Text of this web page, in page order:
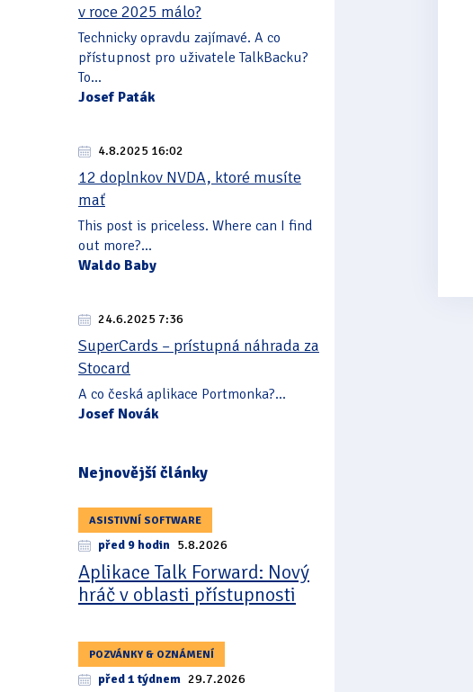
v roce 2025 málo?
Technicky opravdu zajímavé. A co
přístupnost pro uživatele TalkBacku?
To...
Josef Paták
4.8.2025 16:02
12 doplnkov NVDA, ktoré musíte
mať
This post is priceless. Where can I find
out more?...
Waldo Baby
24.6.2025 7:36
SuperCards – prístupná náhrada za
Stocard
A co česká aplikace Portmonka?...
Josef Novák
Nejnovější články
ASISTIVNÍ SOFTWARE
před 9 hodin 5.8.2026
Aplikace Talk Forward: Nový
hráč v oblasti přístupnosti
POZVÁNKY & OZNÁMENÍ
před 1 týdnem 29.7.2026